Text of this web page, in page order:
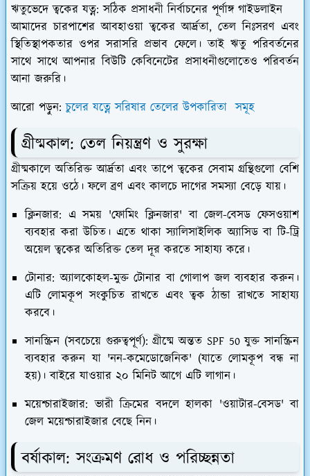
ঋতুভেদে ত্বকের যত্ন: সঠিক প্রসাধনী নির্বাচনের পূর্ণাঙ্গ গাইডলাইন
​আমাদের চারপাশের আবহাওয়া ত্বকের আর্দ্রতা, তেল নিঃসরণ এবং
স্থিতিস্থাপকতার ওপর সরাসরি প্রভাব ফেলে। তাই ঋতু পরিবর্তনের
সাথে সাথে আপনার বিউটি কেবিনেটের প্রসাধনীগুলোতেও পরিবর্তন
আনা জরুরি।
আরো পড়ুন:চুলের যত্নে সরিষার তেলের উপকারিতা সমূহ
​গ্রীষ্মকাল: তেল নিয়ন্ত্রণ ও সুরক্ষা
​গ্রীষ্মকালে অতিরিক্ত আর্দ্রতা এবং তাপে ত্বকের সেবাম গ্রন্থিগুলো বেশি
সক্রিয় হয়ে ওঠে। ফলে ব্রণ এবং কালচে দাগের সমস্যা বেড়ে যায়।
ক্লিনজার: এ সময় 'ফোমিং ক্লিনজার' বা জেল-বেসড ফেসওয়াশ
ব্যবহার করা উচিত। এতে থাকা স্যালিসাইলিক অ্যাসিড বা টি-ট্রি
অয়েল ত্বকের অতিরিক্ত তেল দূর করতে সাহায্য করে।
টোনার: অ্যালকোহল-মুক্ত টোনার বা গোলাপ জল ব্যবহার করুন।
এটি লোমকূপ সংকুচিত রাখতে এবং ত্বক ঠান্ডা রাখতে সাহায্য
করবে।
সানস্ক্রিন (সবচেয়ে গুরুত্বপূর্ণ): গ্রীষ্মে অন্তত SPF 50 যুক্ত সানস্ক্রিন
ব্যবহার করুন যা 'নন-কমেডোজেনিক' (যাতে লোমকূপ বন্ধ না
হয়)। বাইরে যাওয়ার ২০ মিনিট আগে এটি লাগান।
ময়েশ্চারাইজার: ভারী ক্রিমের বদলে হালকা 'ওয়াটার-বেসড' বা
জেল ময়েশ্চারাইজার বেছে নিন।
বর্ষাকাল: সংক্রমণ রোধ ও পরিচ্ছন্নতা